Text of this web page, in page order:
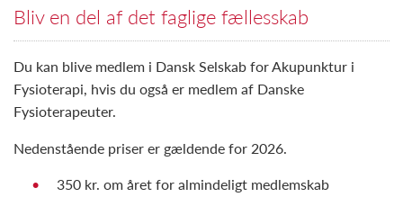
Bliv en del af det faglige fællesskab
Du kan blive medlem i Dansk Selskab for Akupunktur i
Fysioterapi, hvis du også er medlem af Danske
Fysioterapeuter.
Nedenstående priser er gældende for 2026.
350 kr. om året for almindeligt medlemskab